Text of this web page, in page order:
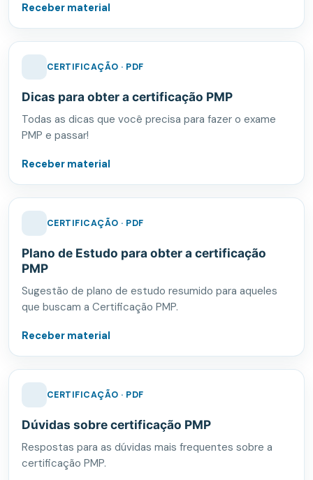
Receber material
CERTIFICAÇÃO · PDF
Dicas para obter a certificação PMP
Todas as dicas que você precisa para fazer o exame
PMP e passar!
Receber material
CERTIFICAÇÃO · PDF
Plano de Estudo para obter a certificação
PMP
Sugestão de plano de estudo resumido para aqueles
que buscam a Certificação PMP.
Receber material
CERTIFICAÇÃO · PDF
Dúvidas sobre certificação PMP
Respostas para as dúvidas mais frequentes sobre a
certificação PMP.